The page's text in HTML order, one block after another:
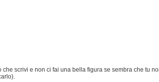
scrivi e non ci fai una bella figura se sembra che tu